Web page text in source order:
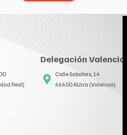
Real)
Delegación Valencia:
Calle Sabaters, 14
46600 Alzira (Valencia)